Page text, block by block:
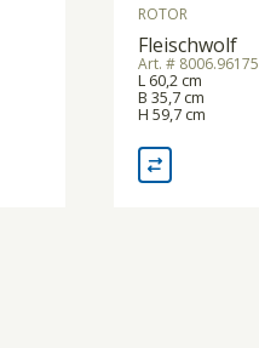
ROTOR
Fleischwolf
Art. # 8006.96175
L 60,2 cm
B 35,7 cm
H 59,7 cm